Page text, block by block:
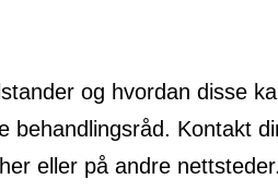
og hvordan disse
Kontakt
eller på andre nettsteder.